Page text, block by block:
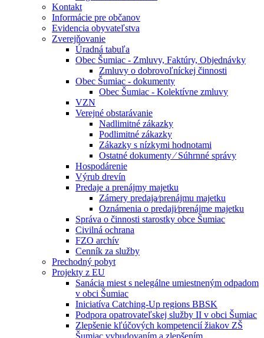
Kontakt
Informácie pre občanov
Evidencia obyvateľstva
Zverejňovanie
Úradná tabuľa
Obec Šumiac - Zmluvy, Faktúry, Objednávky
Zmluvy o dobrovoľníckej činnosti
Obec Šumiac - dokumenty
Obec Šumiac - Kolektívne zmluvy
VZN
Verejné obstarávanie
Nadlimitné zákazky
Podlimitné zákazky
Zákazky s nízkymi hodnotami
Ostatné dokumenty ⁄ Súhrnné správy
Hospodárenie
Výrub drevín
Predaje a prenájmy majetku
Zámery predaja⁄prenájmu majetku
Oznámenia o predaji⁄prenájme majetku
Správa o činnosti starostky obce Šumiac
Civilná ochrana
FZO archív
Cenník za služby
Prechodný pobyt
Projekty z EU
Sanácia miest s nelegálne umiestneným odpadom
v obci Šumiac
Iniciatíva Catching-Up regions BBSK
Podpora opatrovateľskej služby II v obci Šumiac
Zlepšenie kľúčových kompetencií žiakov ZŠ
Šumiac vybudovaním a zlepšením